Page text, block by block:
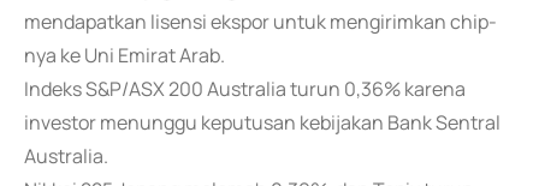
mendapatkan lisensi ekspor untuk mengirimkan chip-
nya ke Uni Emirat Arab.
Indeks S&P/ASX 200 Australia turun 0,36% karena
investor menunggu keputusan kebijakan Bank Sentral
Australia.